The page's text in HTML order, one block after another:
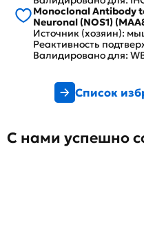
Monoclonal Antibody
Neuronal (NOS1)
Источник (хозяин):
Реактивность
Валидировано для:
Список
С нами успешно